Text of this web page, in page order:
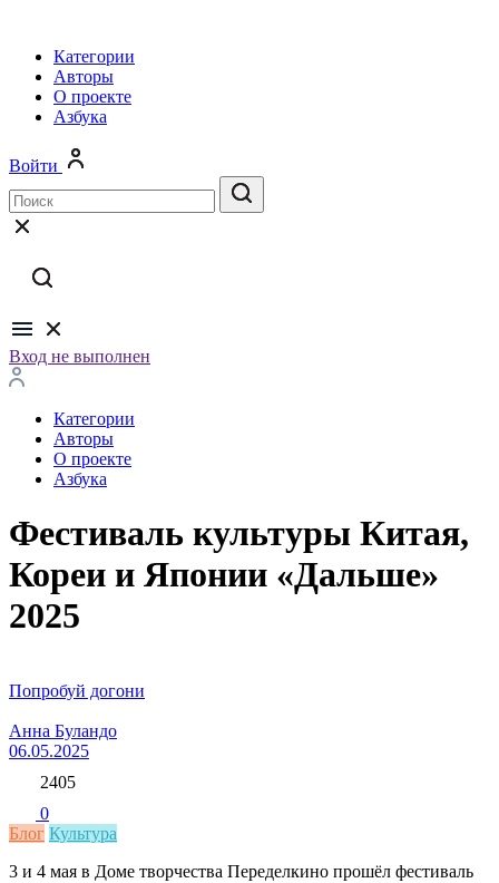
Категории
Авторы
О проекте
Азбука
Войти
Вход не выполнен
Категории
Авторы
О проекте
Азбука
Фестиваль культуры Китая,
Кореи и Японии «Дальше»
2025
Попробуй догони
Анна Буландо
06.05.2025
2405
0
Блог Культура
3 и 4 мая в Доме творчества Переделкино прошёл фестиваль